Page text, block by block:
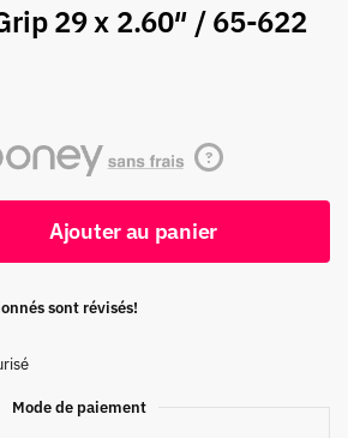
29 x 2.60″ / 65-622
?
Ajouter au panier
sont révisés!
Mode de paiement